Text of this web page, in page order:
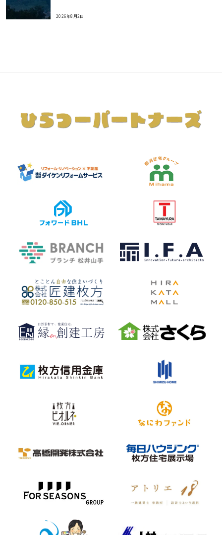
2026年8月2日